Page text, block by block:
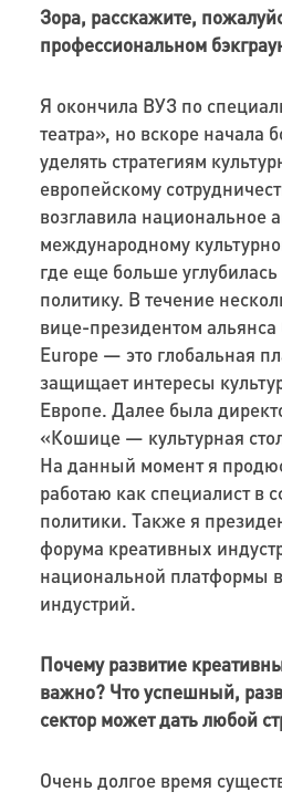
Зора, расскажите,
профессиональном
Я окончила ВУЗ по
театра», но вскоре начала
уделять стратегиям
европейскому
возглавила национальное
международному
где еще больше углубилась
политику. В течение
вице-президентом альянса
Europe— это глобальная
защищает интересы
Европе. Далее была
«Кошице — культурная
На данный момент я
работаю как специалист в
политики. Также я
форума креативных
национальной платформы
индустрий.
Почему развитие
важно? Что успешный,
сектор может дать любой
Очень долгое время